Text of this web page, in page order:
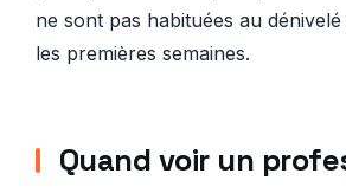
ne sont pas habituées au
les premières semaines.
Quand voir un